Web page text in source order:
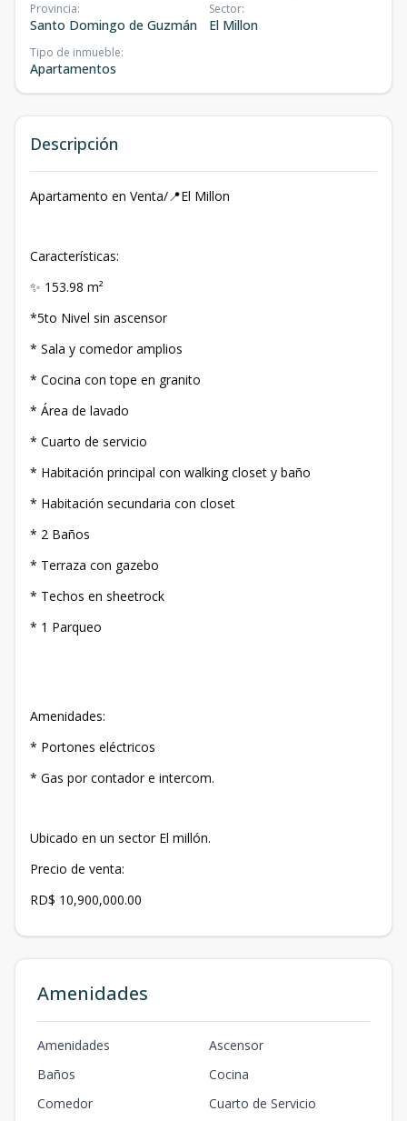
Provincia:
Santo Domingo de Guzmán
Sector:
El Millon
Tipo de inmueble:
Apartamentos
Descripción
Apartamento en Venta/📍El Millon
Características:
✨ 153.98 m²
*5to Nivel sin ascensor
* Sala y comedor amplios
* Cocina con tope en granito
* Área de lavado
* Cuarto de servicio
* Habitación principal con walking closet y baño
* Habitación secundaria con closet
* 2 Baños
* Terraza con gazebo
* Techos en sheetrock
* 1 Parqueo
Amenidades:
* Portones eléctricos
* Gas por contador e intercom.
Ubicado en un sector El millón.
Precio de venta:
RD$ 10,900,000.00
Amenidades
Amenidades
Ascensor
Baños
Cocina
Comedor
Cuarto de Servicio